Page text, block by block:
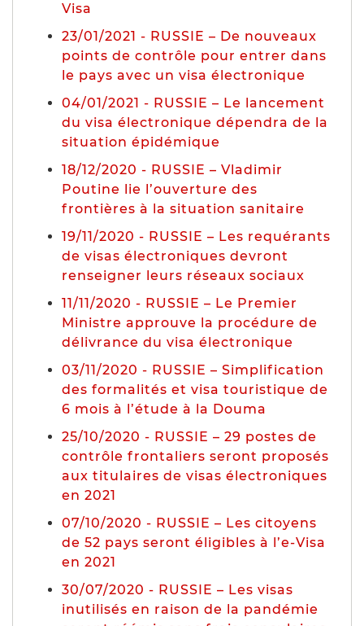
Visa
23/01/2021 - RUSSIE – De nouveaux
points de contrôle pour entrer dans
le pays avec un visa électronique
04/01/2021 - RUSSIE – Le lancement
du visa électronique dépendra de la
situation épidémique
18/12/2020 - RUSSIE – Vladimir
Poutine lie l’ouverture des
frontières à la situation sanitaire
19/11/2020 - RUSSIE – Les requérants
de visas électroniques devront
renseigner leurs réseaux sociaux
11/11/2020 - RUSSIE – Le Premier
Ministre approuve la procédure de
délivrance du visa électronique
03/11/2020 - RUSSIE – Simplification
des formalités et visa touristique de
6 mois à l’étude à la Douma
25/10/2020 - RUSSIE – 29 postes de
contrôle frontaliers seront proposés
aux titulaires de visas électroniques
en 2021
07/10/2020 - RUSSIE – Les citoyens
de 52 pays seront éligibles à l’e-Visa
en 2021
30/07/2020 - RUSSIE – Les visas
inutilisés en raison de la pandémie